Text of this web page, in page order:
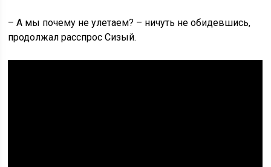
– А мы почему не улетаем? – ничуть не обидевшись,
продолжал расспрос Сизый.